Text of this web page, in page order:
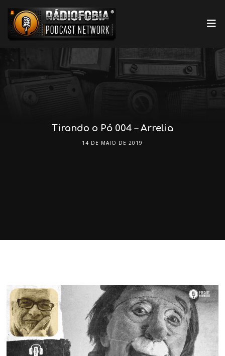
Tirando o Pó 004 – Arrelia
14 DE MAIO DE 2019